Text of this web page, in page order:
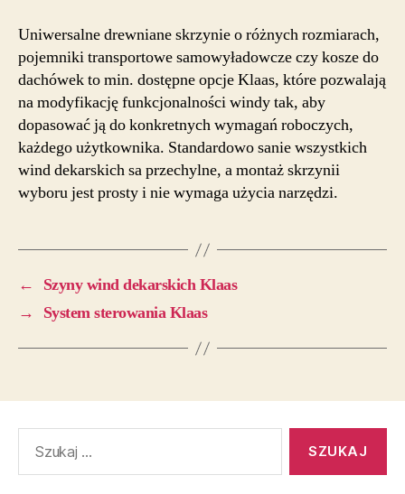
Uniwersalne drewniane skrzynie o różnych rozmiarach,
pojemniki transportowe samowyładowcze czy kosze do
dachówek to min. dostępne opcje Klaas, które pozwalają
na modyfikację funkcjonalności windy tak, aby
dopasować ją do konkretnych wymagań roboczych,
każdego użytkownika. Standardowo sanie wszystkich
wind dekarskich sa przechylne, a montaż skrzynii
wyboru jest prosty i nie wymaga użycia narzędzi.
←
Szyny wind dekarskich Klaas
→
System sterowania Klaas